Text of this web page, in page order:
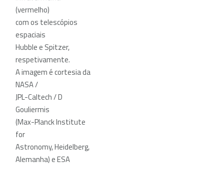
(vermelho)
com os telescópios
espaciais
Hubble e Spitzer,
respetivamente.
A imagem é cortesia da
NASA /
JPL-Caltech / D
Gouliermis
(Max-Planck Institute
for
Astronomy, Heidelberg,
Alemanha) e ESA